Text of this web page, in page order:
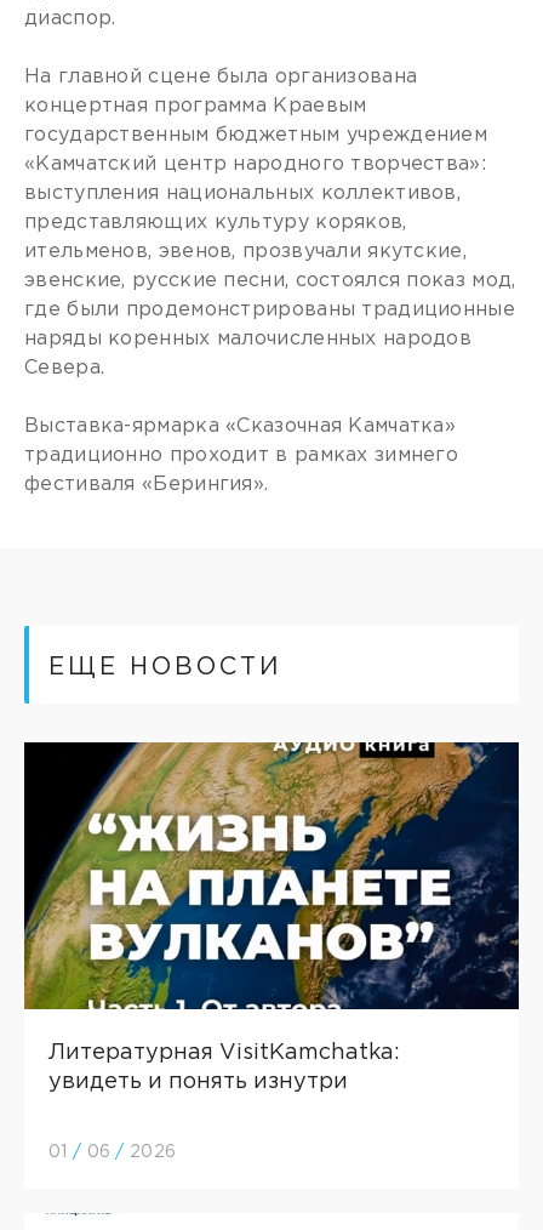
диаспор.
На главной сцене была организована
концертная программа Краевым
государственным бюджетным учреждением
«Камчатский центр народного творчества»:
выступления национальных коллективов,
представляющих культуру коряков,
ительменов, эвенов, прозвучали якутские,
эвенские, русские песни, состоялся показ мод,
где были продемонстрированы традиционные
наряды коренных малочисленных народов
Севера.
Выставка-ярмарка «Сказочная Камчатка»
традиционно проходит в рамках зимнего
фестиваля «Берингия».
ЕЩЕ НОВОСТИ
Литературная VisitKamchatka:
увидеть и понять изнутри
01 / 06 / 2026